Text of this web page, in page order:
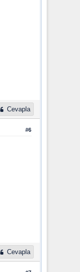
Cevapla
#6
Cevapla